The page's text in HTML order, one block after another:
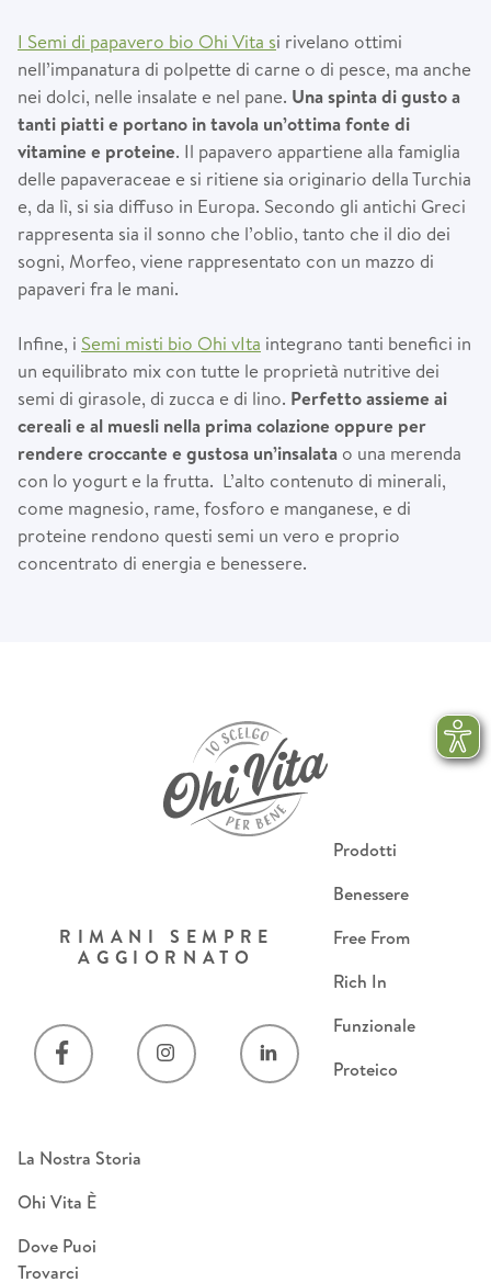
I Semi di papavero bio Ohi Vita si rivelano ottimi
nell’impanatura di polpette di carne o di pesce, ma anche
nei dolci, nelle insalate e nel pane. Una spinta di gusto a
tanti piatti e portano in tavola un’ottima fonte di
vitamine e proteine. Il papavero appartiene alla famiglia
delle papaveraceae e si ritiene sia originario della Turchia
e, da lì, si sia diffuso in Europa. Secondo gli antichi Greci
rappresenta sia il sonno che l’oblio, tanto che il dio dei
sogni, Morfeo, viene rappresentato con un mazzo di
papaveri fra le mani.
Infine, i Semi misti bio Ohi vIta integrano tanti benefici in
un equilibrato mix con tutte le proprietà nutritive dei
semi di girasole, di zucca e di lino. Perfetto assieme ai
cereali e al muesli nella prima colazione oppure per
rendere croccante e gustosa un’insalata o una merenda
con lo yogurt e la frutta. L’alto contenuto di minerali,
come magnesio, rame, fosforo e manganese, e di
proteine rendono questi semi un vero e proprio
concentrato di energia e benessere.
Prodotti
Benessere
Free From
Rich In
Funzionale
Proteico
La Nostra Storia
Ohi Vita È
Dove Puoi
Trovarci
RIMANI SEMPRE
AGGIORNATO